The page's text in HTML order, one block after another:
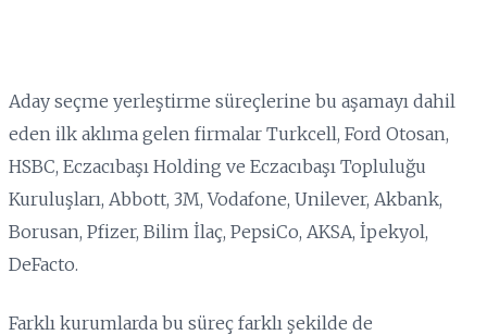
Aday seçme yerleştirme süreçlerine bu aşamayı dahil
eden ilk aklıma gelen firmalar Turkcell, Ford Otosan,
HSBC, Eczacıbaşı Holding ve Eczacıbaşı Topluluğu
Kuruluşları, Abbott, 3M, Vodafone, Unilever, Akbank,
Borusan, Pfizer, Bilim İlaç, PepsiCo, AKSA, İpekyol,
DeFacto.
Farklı kurumlarda bu süreç farklı şekilde de